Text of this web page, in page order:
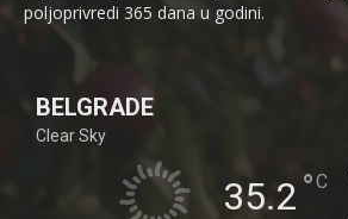
poljoprivredi 365 dana u godini.
BELGRADE
Clear Sky
35.2 °C